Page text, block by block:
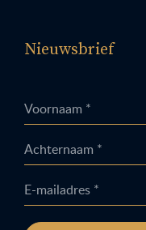
Nieuwsbrief
Voornaam *
Achternaam *
E-mailadres *